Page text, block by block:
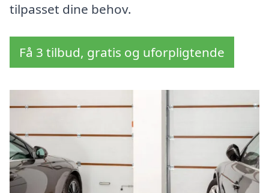
tilpasset dine behov.
Få 3 tilbud, gratis og uforpligtende